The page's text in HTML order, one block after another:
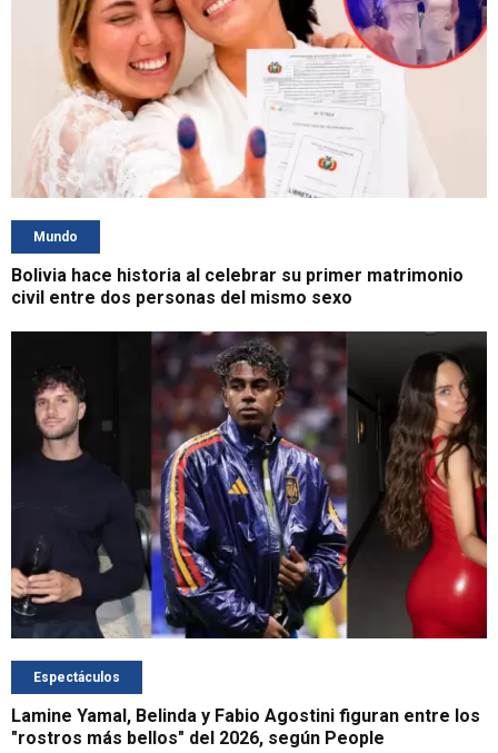
Mundo
Bolivia hace historia al celebrar su primer matrimonio
civil entre dos personas del mismo sexo
Espectáculos
Lamine Yamal, Belinda y Fabio Agostini figuran entre los
"rostros más bellos" del 2026, según People